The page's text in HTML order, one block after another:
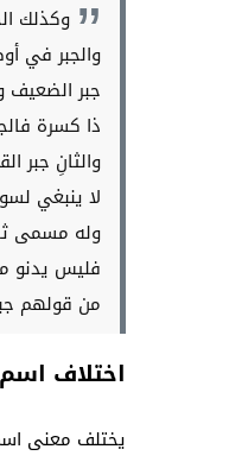
وكذلك
والجبر في
جبر
ذا كسرة
والثانِ جبر
لا ينبغي
وله مسمى
فليس يدنو
من قولهم
اختلاف
يختلف معنى